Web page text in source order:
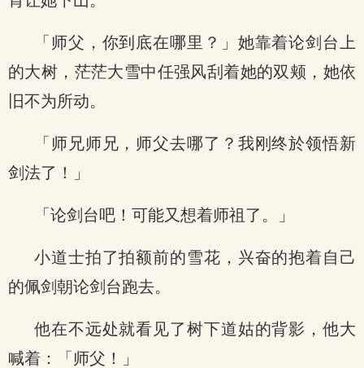
「师父，你到底在哪里？」她靠着论剑台上
的大树，茫茫大雪中任强风刮着她的双颊，她依
旧不为所动。
「师兄师兄，师父去哪了？我刚终於领悟新
剑法了！」
「论剑台吧！可能又想着师祖了。」
小道士拍了拍额前的雪花，兴奋的抱着自己
的佩剑朝论剑台跑去。
他在不远处就看见了树下道姑的背影，他大
喊着：「师父！」